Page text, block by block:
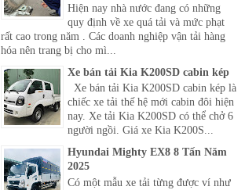
Hiện nay nhà nước đang có những
quy định về xe quá tải và mức phạt
rất cao trong năm . Các doanh nghiệp vận tải hàng
hóa nên trang bị cho mì...
Xe bán tải Kia K200SD cabin kép
Xe bán tải Kia K200SD cabin kép là
chiếc xe tải thế hệ mới cabin đôi hiện
nay. Xe tải Kia K200SD có thể chở 6
người ngồi. Giá xe Kia K200S...
Hyundai Mighty EX8 8 Tấn Năm
2025
Có một mẫu xe tải từng được ví như